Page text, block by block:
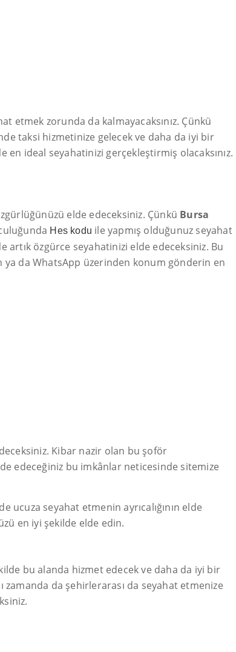
etmek zorunda da kalmayacaksınız. Çünkü
taksi hizmetinize gelecek ve daha da iyi bir
en ideal seyahatinizi gerçekleştirmiş olacaksınız.
elde edeceksiniz. Çünkü Bursa
Hes kodu ile yapmış olduğunuz seyahat
artık özgürce seyahatinizi elde edeceksiniz. Bu
ya da WhatsApp üzerinden konum gönderin en
Kibar nazir olan bu şoför
edeceğiniz bu imkânlar neticesinde sitemize
seyahat etmenin ayrıcalığının elde
en iyi şekilde elde edin.
bu alanda hizmet edecek ve daha da iyi bir
zamanda da şehirlerarası da seyahat etmenize